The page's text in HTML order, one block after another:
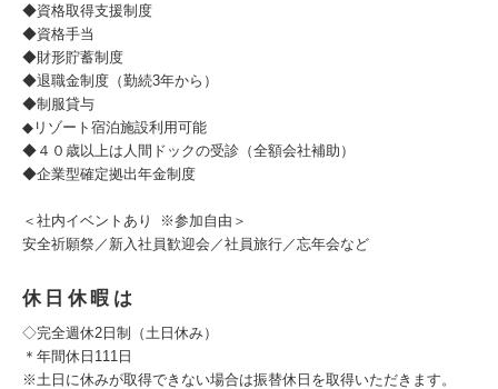
◆資格取得支援制度
◆資格手当
◆財形貯蓄制度
◆退職金制度（勤続3年から）
◆制服貸与
◆リゾート宿泊施設利用可能
◆４０歳以上は人間ドックの受診（全額会社補助）
◆企業型確定拠出年金制度
＜社内イベントあり ※参加自由＞
安全祈願祭／新入社員歓迎会／社員旅行／忘年会など
休日休暇は
◇完全週休2日制（土日休み）
＊年間休日111日
※土日に休みが取得できない場合は振替休日を取得いただきます。